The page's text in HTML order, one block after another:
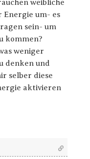
weibliche
Energie um- es
sein- um
kommen?
weniger
denken und
selber diese
aktivieren